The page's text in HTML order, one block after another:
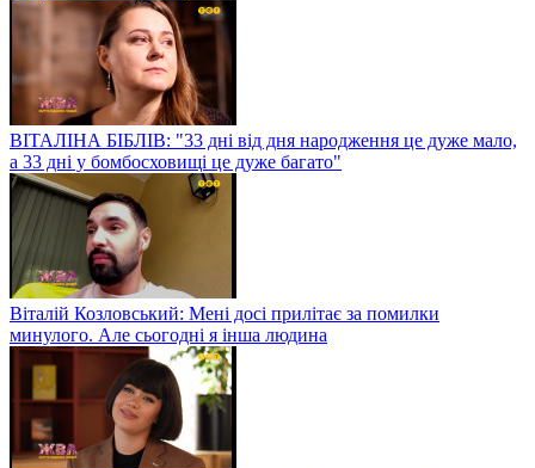
ВІТАЛІНА БІБЛІВ: "33 дні від дня народження це дуже мало,
а 33 дні у бомбосховищі це дуже багато"
Віталій Козловський: Мені досі прилітає за помилки
минулого. Але сьогодні я інша людина